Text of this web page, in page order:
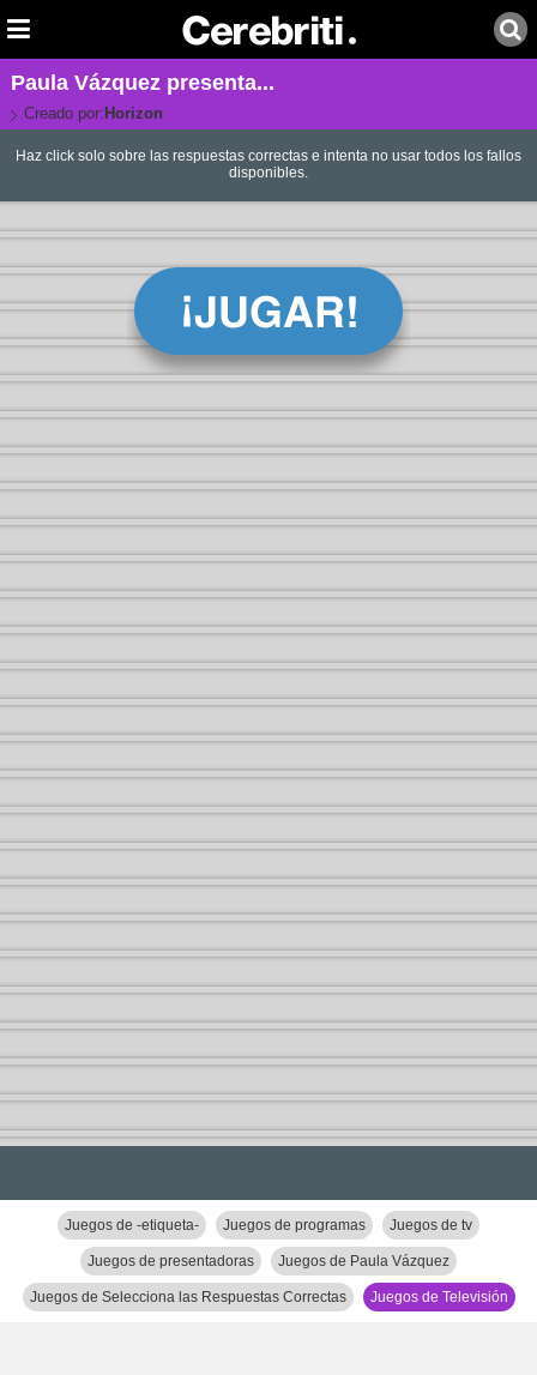
Paula Vázquez presenta...
Creado por: Horizon
Haz click solo sobre las respuestas correctas e intenta no usar todos los fallos
disponibles.
Juegos de -etiqueta- Juegos de programas Juegos de tv
Juegos de presentadoras Juegos de Paula Vázquez
Juegos de Selecciona las Respuestas Correctas Juegos de Televisión